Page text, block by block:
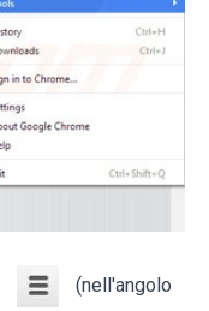
(nell'angolo